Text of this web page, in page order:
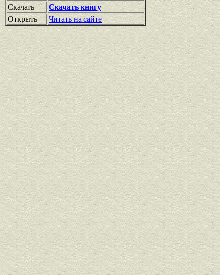
Скачать
Скачать книгу
Открыть
Читать на сайте